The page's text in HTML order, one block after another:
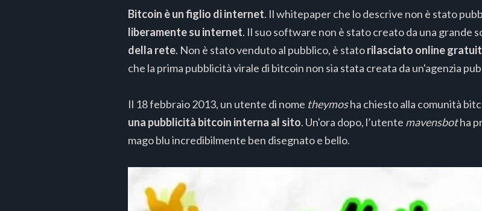
Bitcoin è un figlio di internet. Il whitepaper che lo descrive non è stato
liberamente su internet. Il suo software non è stato creato da una grande
della rete. Non è stato venduto al pubblico, è statorilasciato online
che la prima pubblicità virale di bitcoin non sia stata creata da un'agenzia
Il 18 febbraio 2013, un utente di nome theymosha chiesto alla comunità
una pubblicità bitcoin interna al sito. Un'ora dopo, l’utente mavensbotha
mago blu incredibilmente ben disegnato e bello.